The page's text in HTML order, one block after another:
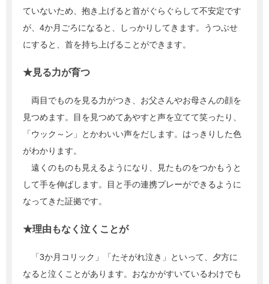
ていないため、抱き上げると首がぐらぐらして不安定です
が、4か月ごろになると、しっかりしてきます。うつぶせ
にすると、首を持ち上げることができます。
★見る力が育つ
両目でものを見る力がつき、お父さんやお母さんの顔を
見つめます。目を見つめてあやすと声を立てて笑ったり、
「ウック～ン」とかわいい声をだします。はっきりした色
がわかります。
遠くのものも見えるようになり、見たものをつかもうと
して手を伸ばします。目と手の連携プレーができるように
なってきた証拠です。
★理由もなく泣くことが
「3か月コリック」「たそがれ泣き」といって、夕方に
なると泣くことがあります。おなかがすいているわけでも